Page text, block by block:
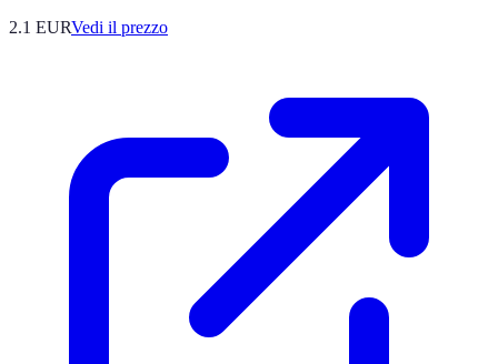
2.1 EURVedi il prezzo